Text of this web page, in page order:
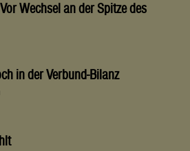
Wechsel an der Spitze des
in der Verbund-Bilanz